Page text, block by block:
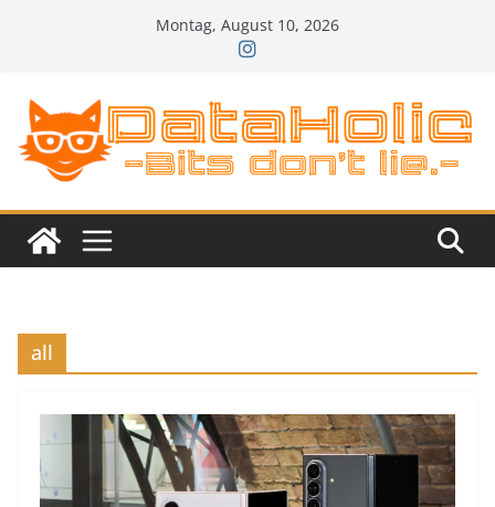
Montag, August 10, 2026
all